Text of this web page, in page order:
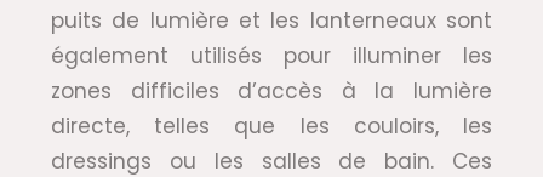
puits de lumière et les lanterneaux sont
également utilisés pour illuminer les
zones difficiles d’accès à la lumière
directe, telles que les couloirs, les
dressings ou les salles de bain. Ces